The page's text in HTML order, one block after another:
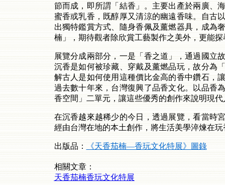
節而成，即所謂「結香」。主要出產於兩廣、
蜜香或乳香，既醇厚又清涼的幽遠香味。自古
出獨特鑑賞方式、隨身香佩及薰燃器具，成為
楠」，期待觀者除欣賞工藝製作之美外，更能
展覽分成兩部分，一是「香之道」，通過國立
沉香是如何被珍藏、穿戴及薰燃品玩，故分為
解古人是如何使用這種價比金高的香中鑽石，
過去數十年來，台灣復興了品香文化。以品香
香空間」二單元，讓這些優秀的創作來說明現
在沉香越來越稀少的今日，透過展覽，看當時
經由台灣在地的本土創作，將生活美學淬煉在玩
出版品： 《天香茄楠—香玩文化特展》圖錄
相關文章：
天香茄楠香玩文化特展